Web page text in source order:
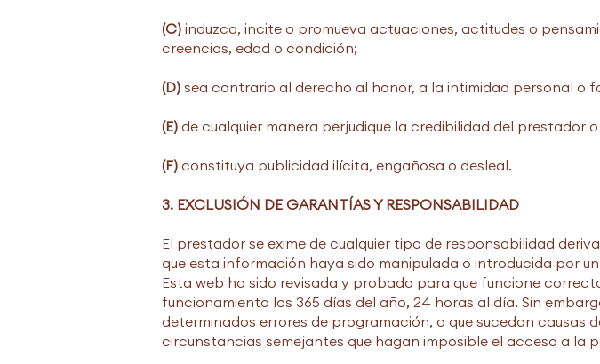
(C) induzca, incite o promueva actuaciones, actitudes o
creencias, edad o condición;
(D) sea contrario al derecho al honor, a la intimidad personal o
(E) de cualquier manera perjudique la credibilidad del prestador
(F) constituya publicidad ilícita, engañosa o desleal.
3. EXCLUSIÓN DE GARANTÍAS Y RESPONSABILIDAD
El prestador se exime de cualquier tipo de responsabilidad
que esta información haya sido manipulada o introducida por
Esta web ha sido revisada y probada para que funcione
funcionamiento los 365 días del año, 24 horas al día. Sin
determinados errores de programación, o que sucedan causas
circunstancias semejantes que hagan imposible el acceso a la